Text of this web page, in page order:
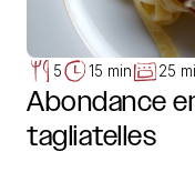
5 15 min 25
Abondance
tagliatelles